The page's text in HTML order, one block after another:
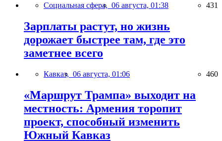
Социальная сфера, 06 августа, 01:38 431
Зарплаты растут, но жизнь
дорожает быстрее там, где это
заметнее всего
Кавказ, 06 августа, 01:06 460
«Маршрут Трампа» выходит на
местность: Армения торопит
проект, способный изменить
Южный Кавказ